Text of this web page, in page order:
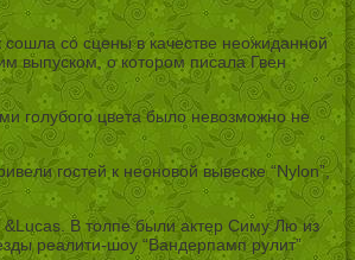
со сцены в качестве неожиданной
выпуском, о котором писала Гвен
голубого цвета было невозможно не
гостей к неоновой вывеске “Nylon”,
В толпе были актер Симу Лю из
реалити-шоу “Вандерпамп рулит”